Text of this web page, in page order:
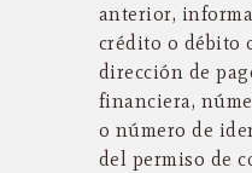
anterior,
crédito o débito
dirección de
financiera,
o número de
del permiso de